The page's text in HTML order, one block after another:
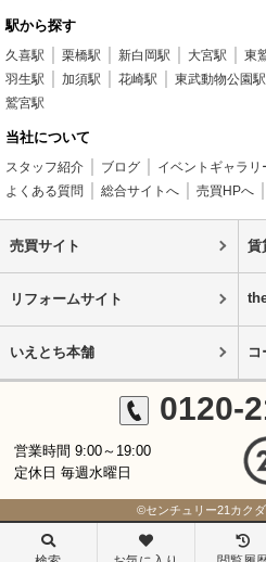
駅から探す
久喜駅 栗橋駅 新白岡駅 大宮駅 東
羽生駅
加須駅 花崎駅 東武動物公園駅
鷲宮駅
当社について
スタッフ紹介 ブログ イベントギャラリ
よくある質問
総合サイトへ 売買HPへ
売買サイト 賃
リフォームサイト
いえとち本舗 コ
0120-
営業時間 9:00～19:00
定休日 毎週水曜日
©センチュリー21カク